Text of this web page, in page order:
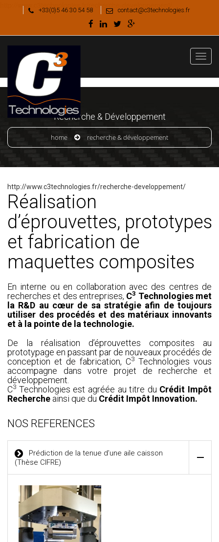
http://www.c3technologies.fr/recherche-developpement/
+33(0)5 46 30 54 58 contact@c3technologies.fr
Recherche & Développement
home recherche & développement
http://www.c3technologies.fr/recherche-developpement/
Réalisation
d’éprouvettes, prototypes
et fabrication de
maquettes composites
En interne ou en collaboration avec des centres de
recherches et des entreprises, C3 Technologies met
la R&D au cœur de sa stratégie afin de toujours
utiliser des procédés et des matériaux innovants
et à la pointe de la technologie.
De la réalisation d’éprouvettes composites au
prototypage en passant par de nouveaux procédés de
conception et de fabrication, C3 Technologies vous
accompagne dans votre projet de recherche et
développement.
C3 Technologies est agréée au titre du Crédit Impôt
Recherche ainsi que du Crédit Impôt Innovation.
NOS REFERENCES
Prédiction de la tenue d’une aile caisson
(Thèse CIFRE)